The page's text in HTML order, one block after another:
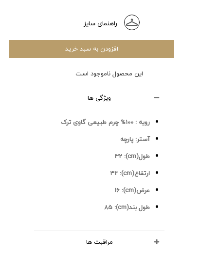
راهنمای سایز
افزودن به سبد خرید
این محصول ناموجود است
ویژگی ها
رویه : 100% چرم طبیعی گاوی ترک
آستر: پارچه
طول(cm):
32
ارتفاع(cm):
32
عرض(cm):
16
طول بند(cm):
85
مراقبت ها